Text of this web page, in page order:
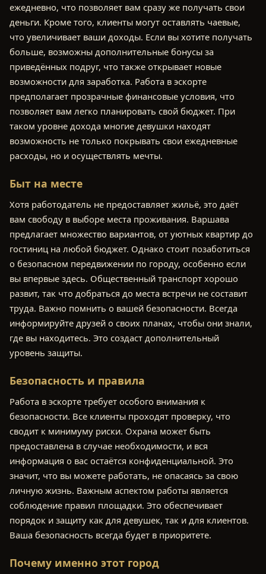
ежедневно, что позволяет вам сразу же получать свои
деньги. Кроме того, клиенты могут оставлять чаевые,
что увеличивает ваши доходы. Если вы хотите получать
больше, возможны дополнительные бонусы за
приведённых подруг, что также открывает новые
возможности для заработка. Работа в эскорте
предполагает прозрачные финансовые условия, что
позволяет вам легко планировать свой бюджет. При
таком уровне дохода многие девушки находят
возможность не только покрывать свои ежедневные
расходы, но и осуществлять мечты.
Быт на месте
Хотя работодатель не предоставляет жильё, это даёт
вам свободу в выборе места проживания. Варшава
предлагает множество вариантов, от уютных квартир до
гостиниц на любой бюджет. Однако стоит позаботиться
о безопасном передвижении по городу, особенно если
вы впервые здесь. Общественный транспорт хорошо
развит, так что добраться до места встречи не составит
труда. Важно помнить о вашей безопасности. Всегда
информируйте друзей о своих планах, чтобы они знали,
где вы находитесь. Это создаст дополнительный
уровень защиты.
Безопасность и правила
Работа в эскорте требует особого внимания к
безопасности. Все клиенты проходят проверку, что
сводит к минимуму риски. Охрана может быть
предоставлена в случае необходимости, и вся
информация о вас остаётся конфиденциальной. Это
значит, что вы можете работать, не опасаясь за свою
личную жизнь. Важным аспектом работы является
соблюдение правил площадки. Это обеспечивает
порядок и защиту как для девушек, так и для клиентов.
Ваша безопасность всегда будет в приоритете.
Почему именно этот город